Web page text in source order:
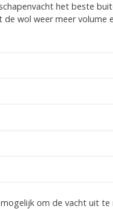
het beste
wol weer meer volume
om de vacht uit te